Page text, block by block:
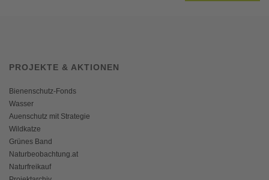
PROJEKTE & AKTIONEN
Bienenschutz-Fonds
Wasser
Auenschutz mit Strategie
Wildkatze
Grünes Band
Naturbeobachtung.at
Naturfreikauf